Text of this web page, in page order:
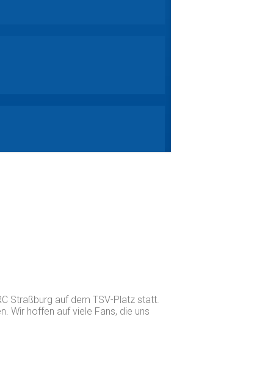
Straßburg auf dem TSV-Platz statt.
Wir hoffen auf viele Fans, die uns